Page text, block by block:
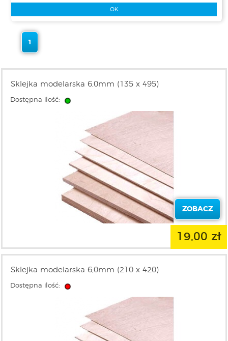
1
Sklejka modelarska 6,0mm (135 x 495)
Dostępna ilość:
ZOBACZ
19,00 zł
Sklejka modelarska 6,0mm (210 x 420)
Dostępna ilość: